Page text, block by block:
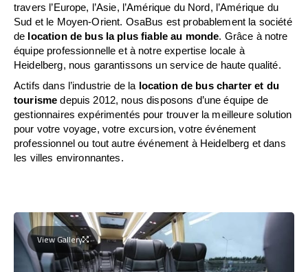
travers l’Europe, l’Asie, l’Amérique du Nord, l’Amérique du
Sud et le Moyen-Orient. OsaBus est probablement la société
de location de bus la plus fiable au monde. Grâce à notre
équipe professionnelle et à notre expertise locale à
Heidelberg, nous garantissons un service de haute qualité.
Actifs dans l’industrie de la location de bus charter et du
tourisme depuis 2012, nous disposons d’une équipe de
gestionnaires expérimentés pour trouver la meilleure solution
pour votre voyage, votre excursion, votre événement
professionnel ou tout autre événement à Heidelberg et dans
les villes environnantes.
View Gallery